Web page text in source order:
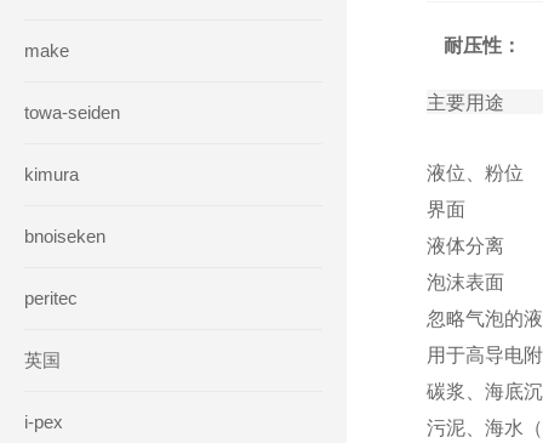
make
towa-seiden
kimura
bnoiseken
peritec
英国
i-pex
耐压性：
主要用途
液位、粉位
界面
液体分离
泡沫表面
忽略气泡的
用于高导电
碳浆、海底
污泥、海水